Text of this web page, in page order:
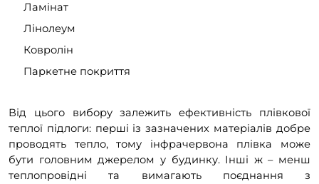
Ламінат
Лінолеум
Ковролін
Паркетне покриття
Від цього вибору залежить ефективність плівкової
теплої підлоги: перші із зазначених матеріалів добре
проводять тепло, тому інфрачервона плівка може
бути головним джерелом у будинку. Інші ж – менш
теплопровідні та вимагають поєднання з